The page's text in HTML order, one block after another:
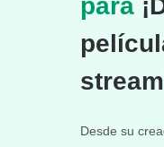
Desde su